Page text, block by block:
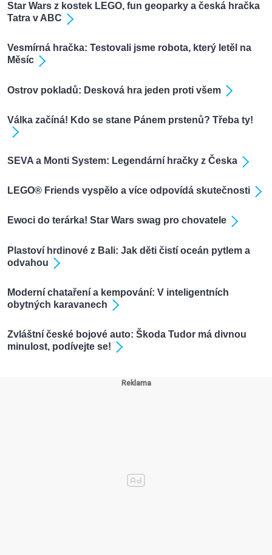
Star Wars z kostek LEGO, fun geoparky a česká hračka
Tatra v ABC
Vesmírná hračka: Testovali jsme robota, který letěl na
Měsíc
Ostrov pokladů: Desková hra jeden proti všem
Válka začíná! Kdo se stane Pánem prstenů? Třeba ty!
SEVA a Monti System: Legendární hračky z Česka
LEGO® Friends vyspělo a více odpovídá skutečnosti
Ewoci do terárka! Star Wars swag pro chovatele
Plastoví hrdinové z Bali: Jak děti čistí oceán pytlem a
odvahou
Moderní chataření a kempování: V inteligentních
obytných karavanech
Zvláštní české bojové auto: Škoda Tudor má divnou
minulost, podívejte se!